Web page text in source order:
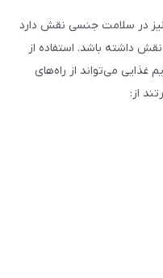
نیز در سلامت جنسی نقش دارد
داشته باشد. استفاده از
غذایی می‌تواند از راه‌های
از: